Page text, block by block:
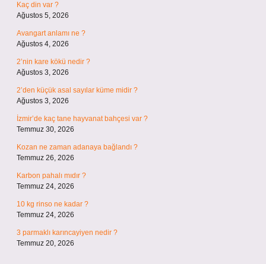
Kaç din var ?
Ağustos 5, 2026
Avangart anlamı ne ?
Ağustos 4, 2026
2’nin kare kökü nedir ?
Ağustos 3, 2026
2’den küçük asal sayılar küme midir ?
Ağustos 3, 2026
İzmir’de kaç tane hayvanat bahçesi var ?
Temmuz 30, 2026
Kozan ne zaman adanaya bağlandı ?
Temmuz 26, 2026
Karbon pahalı mıdır ?
Temmuz 24, 2026
10 kg rinso ne kadar ?
Temmuz 24, 2026
3 parmaklı karıncayiyen nedir ?
Temmuz 20, 2026